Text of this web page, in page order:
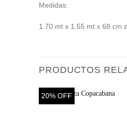
Medidas:
1.70 mt x 1.55 mt x 68 cm
PRODUCTOS
20% OFF